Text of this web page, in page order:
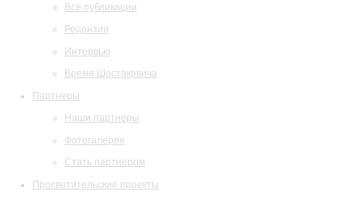
Все публикации
Рецензии
Интервью
Время Шостаковича
Партнеры
Наши партнеры
Фотогалерея
Стать партнером
Просветительские проекты